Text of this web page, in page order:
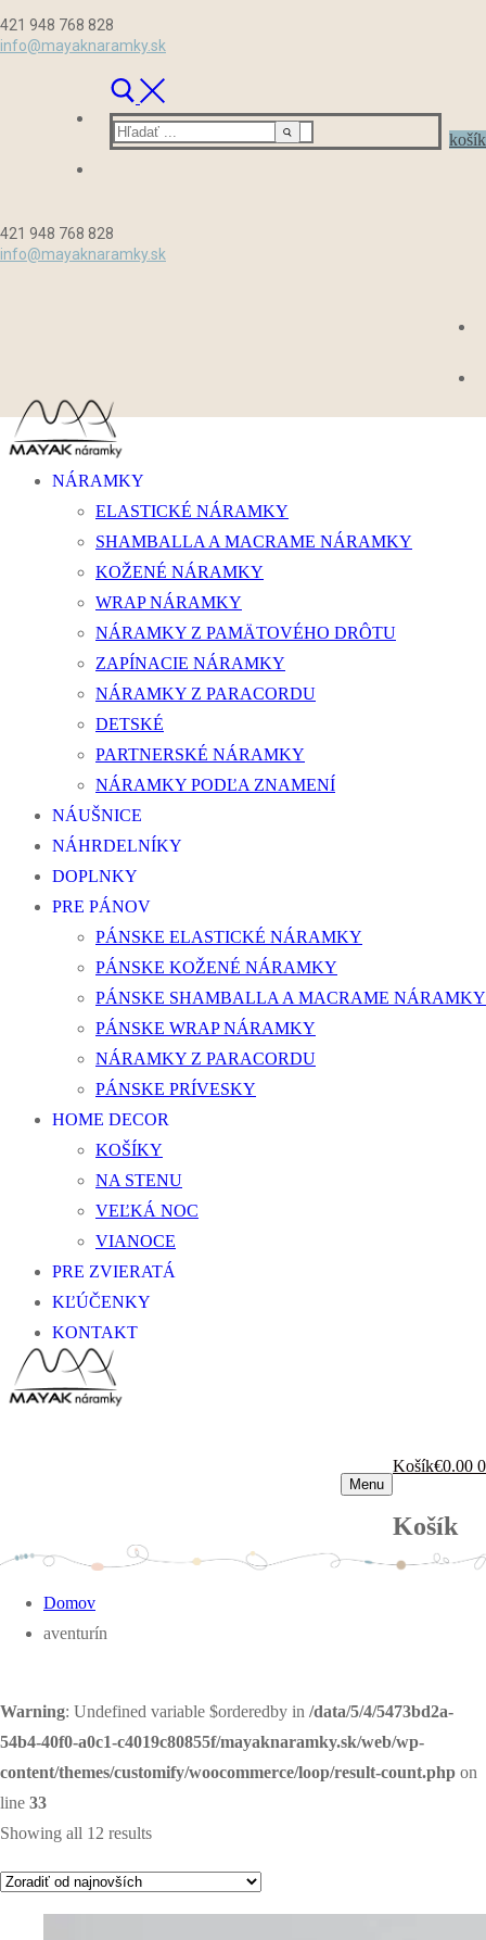
na
421 948 768 828
info@mayaknaramky.sk
Hľadať:
košík
421 948 768 828
info@mayaknaramky.sk
NÁRAMKY
ELASTICKÉ NÁRAMKY
SHAMBALLA A MACRAME NÁRAMKY
KOŽENÉ NÁRAMKY
WRAP NÁRAMKY
NÁRAMKY Z PAMÄTOVÉHO DRÔTU
ZAPÍNACIE NÁRAMKY
NÁRAMKY Z PARACORDU
DETSKÉ
PARTNERSKÉ NÁRAMKY
NÁRAMKY PODĽA ZNAMENÍ
NÁUŠNICE
NÁHRDELNÍKY
DOPLNKY
PRE PÁNOV
PÁNSKE ELASTICKÉ NÁRAMKY
PÁNSKE KOŽENÉ NÁRAMKY
PÁNSKE SHAMBALLA A MACRAME NÁRAMKY
PÁNSKE WRAP NÁRAMKY
NÁRAMKY Z PARACORDU
PÁNSKE PRÍVESKY
HOME DECOR
KOŠÍKY
NA STENU
VEĽKÁ NOC
VIANOCE
PRE ZVIERATÁ
KĽÚČENKY
KONTAKT
Menu
Košík€0.00 0
Košík
Domov
aventurín
Warning: Undefined variable $orderedby in /data/5/4/5473bd2a-
54b4-40f0-a0c1-c4019c80855f/mayaknaramky.sk/web/wp-
content/themes/customify/woocommerce/loop/result-count.php on
line 33
Showing all 12 results